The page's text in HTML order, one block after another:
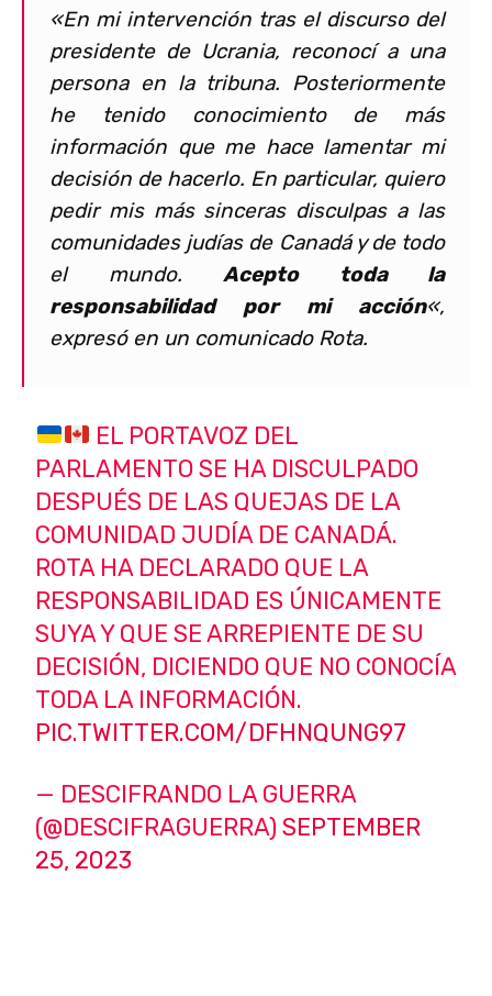
«En mi intervención tras el discurso del
presidente de Ucrania, reconocí a una
persona en la tribuna. Posteriormente
he tenido conocimiento de más
información que me hace lamentar mi
decisión de hacerlo. En particular, quiero
pedir mis más sinceras disculpas a las
comunidades judías de Canadá y de todo
el mundo. Acepto toda la
responsabilidad por mi acción«,
expresó en un comunicado Rota.
EL PORTAVOZ DEL
PARLAMENTO SE HA DISCULPADO
DESPUÉS DE LAS QUEJAS DE LA
COMUNIDAD JUDÍA DE CANADÁ.
ROTA HA DECLARADO QUE LA
RESPONSABILIDAD ES ÚNICAMENTE
SUYA Y QUE SE ARREPIENTE DE SU
DECISIÓN, DICIENDO QUE NO CONOCÍA
TODA LA INFORMACIÓN.
PIC.TWITTER.COM/DFHNQUNG97
— DESCIFRANDO LA GUERRA
(@DESCIFRAGUERRA)SEPTEMBER
25, 2023